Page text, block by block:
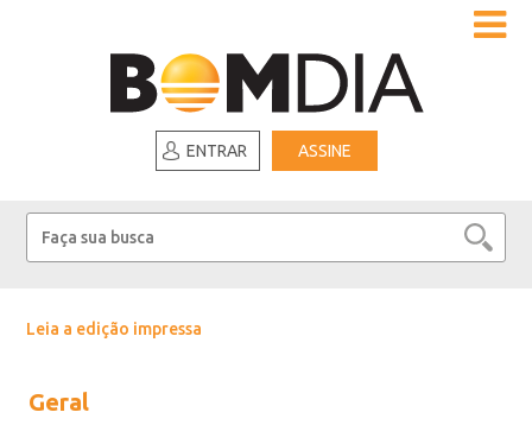
ENTRAR ASSINE
Leia a edição impressa
Geral